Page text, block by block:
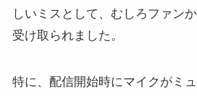
しいミスとして、むしろファン
受け取られました。
特に、配信開始時にマイクがミ